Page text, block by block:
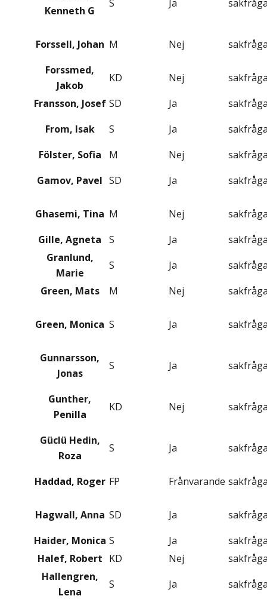
Kenneth G
S Ja
Forssell, Johan M Nej
Forssmed,
Jakob
KD Nej
Fransson, Josef SD Ja
From, Isak
S Ja
Fölster, Sofia
M Nej
Gamov, Pavel SD Ja
Ghasemi, Tina M Nej
Gille, Agneta
S Ja
Granlund,
Marie
S Ja
Green, Mats
M Nej
Green, Monica S Ja
Gunnarsson,
Jonas
S Ja
Gunther,
Penilla
KD Nej
Güclü Hedin,
Roza
S Ja
Haddad, Roger FP Frånvarande
Hagwall, Anna SD Ja
Haider, Monica S Ja
Halef, Robert KD Nej
Hallengren,
Lena
S Ja